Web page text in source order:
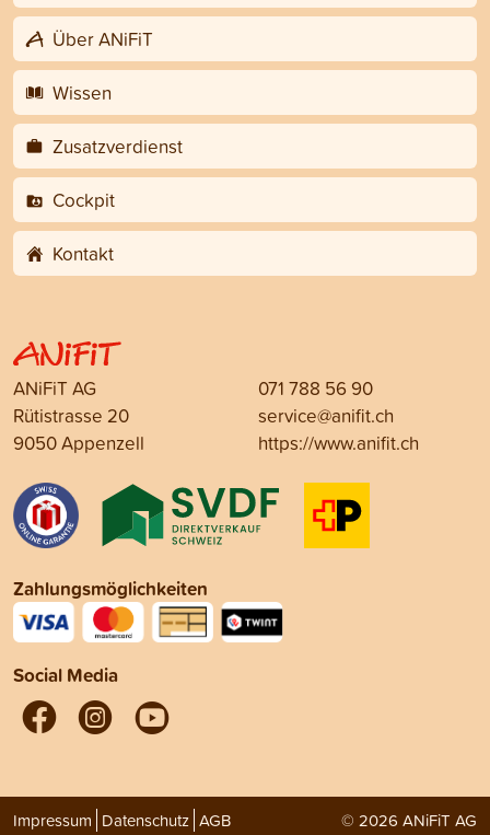
Über ANiFiT
Wissen
Zusatzverdienst
Cockpit
Kontakt
ANiFiT AG
Rütistrasse 20
9050 Appenzell
071 788 56 90
service@anifit.ch
https://www.anifit.ch
Zahlungsmöglichkeiten
Social Media
Impressum Datenschutz AGB © 2026 ANiFiT AG